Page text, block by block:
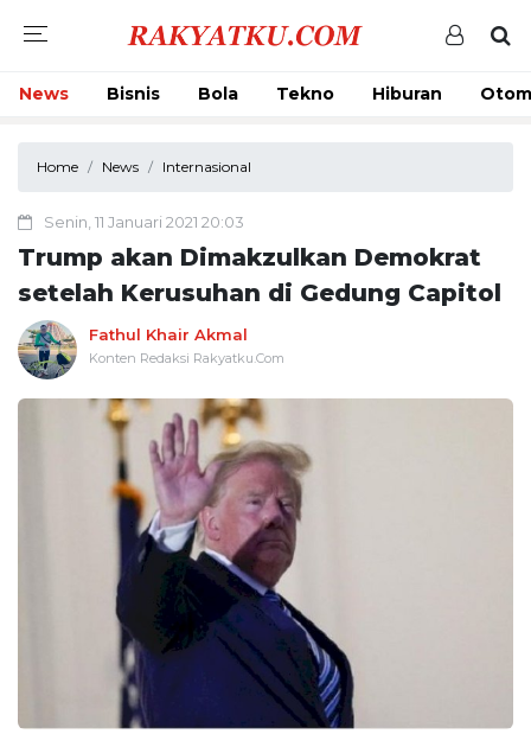
News Bisnis Bola Tekno Hiburan
Home News Internasional
Senin, 11 Januari 2021 20:03
Trump akan Dimakzulkan Demokrat
setelah Kerusuhan di Gedung Capitol
Fathul Khair Akmal
Konten Redaksi Rakyatku.Com